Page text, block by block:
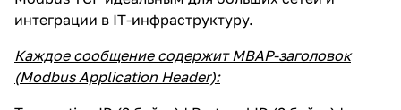
интеграции в IT-инфраструктуру.
Каждое сообщение содержит MBAP-заголовок
(Modbus Application Header):